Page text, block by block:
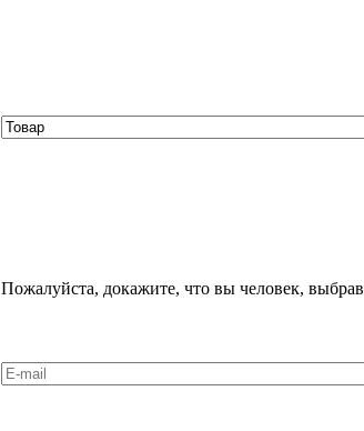
Пожалуйста, докажите, что вы человек, выбрав